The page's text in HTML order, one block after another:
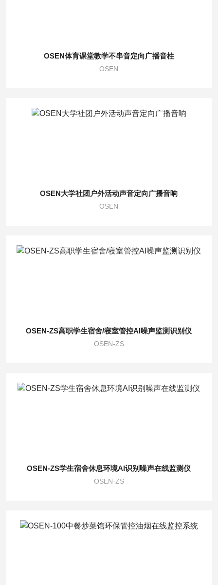
OSEN体育课堂教学不串音定向广播音柱
OSEN
OSEN大学社团户外活动声音定向广播音响
OSEN
OSEN-ZS高职学生宿舍/寝室管控AI噪声监测识别仪
OSEN-ZS
OSEN-ZS学生宿舍休息环境AI识别噪声在线监测仪
OSEN-ZS